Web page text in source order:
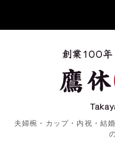
夫婦椀・カップ・内祝・結